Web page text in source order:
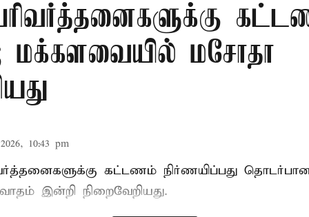
மக்களவையில் மசோதா
10:43 pm
கட்டணம் நிர்ணயிப்பது
இன்றி நிறைவேறியது.